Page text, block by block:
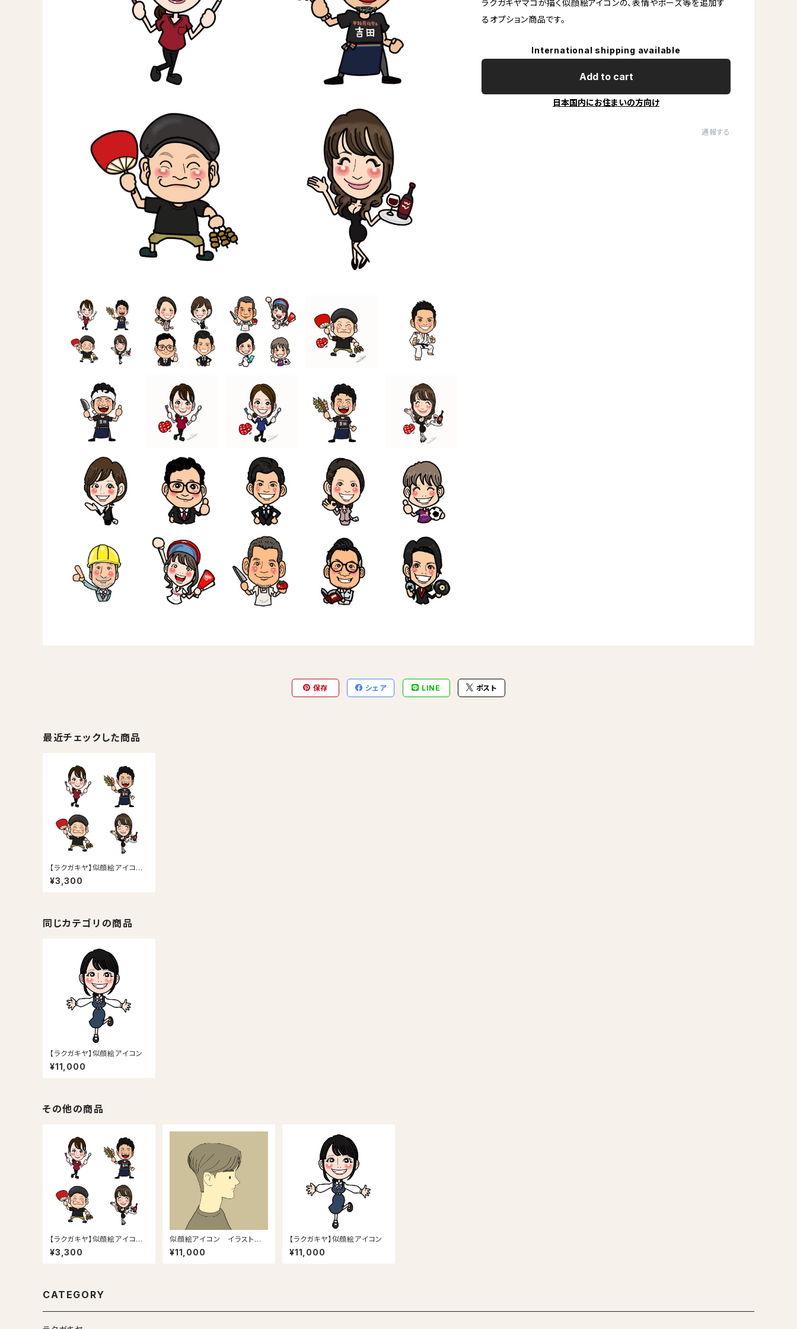
ラクガキヤマコが描く似顔絵アイコンの、表情やポーズ等を追加す
るオプション商品です。
International shipping available
Add to cart
日本国内にお住まいの方向け
通報する
保存 シェア LINE ポスト
最近チェックした商品
【ラクガキヤ】似顔絵アイコン
ポーズ・表情・その他追加オプ
ション
¥3,300
同じカテゴリの商品
【ラクガキヤ】似顔絵アイコン
¥11,000
その他の商品
【ラクガキヤ】似顔絵アイコン
ポーズ・表情・その他追加オプ
ション
¥3,300
似顔絵アイコン イラストレ
ーター高橋勇生
¥11,000
【ラクガキヤ】似顔絵アイコン
¥11,000
CATEGORY